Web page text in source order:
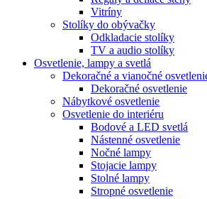
Vitríny
Stolíky do obývačky
Odkladacie stolíky
TV a audio stolíky
Osvetlenie, lampy a svetlá
Dekoračné a vianočné
Dekoračné osvetlenie
Nábytkové osvetlenie
Osvetlenie do interiéru
Bodové a LED svetlá
Nástenné osvetlenie
Nočné lampy
Stojacie lampy
Stolné lampy
Stropné osvetlenie